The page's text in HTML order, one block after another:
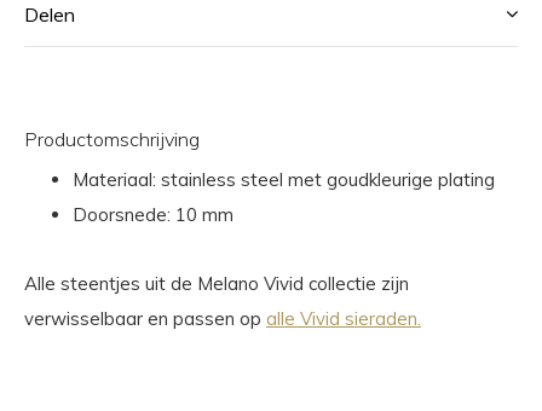
Delen
Productomschrijving
Materiaal: stainless steel met goudkleurige plating
Doorsnede: 10 mm
Alle steentjes uit de Melano Vivid collectie zijn
verwisselbaar en passen op alle Vivid sieraden.